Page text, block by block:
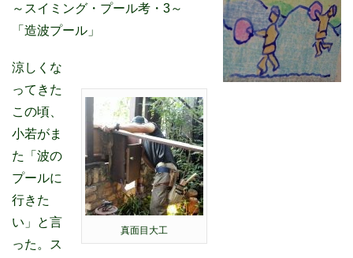
～スイミング・プール考・3～
「造波プール」
真面目大工
涼しくな
ってきた
この頃、
小若がま
た「波の
プールに
行きた
い」と言
った。ス